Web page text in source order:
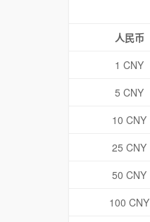
人民币
1 CNY
5 CNY
10 CNY
25 CNY
50 CNY
100 CNY